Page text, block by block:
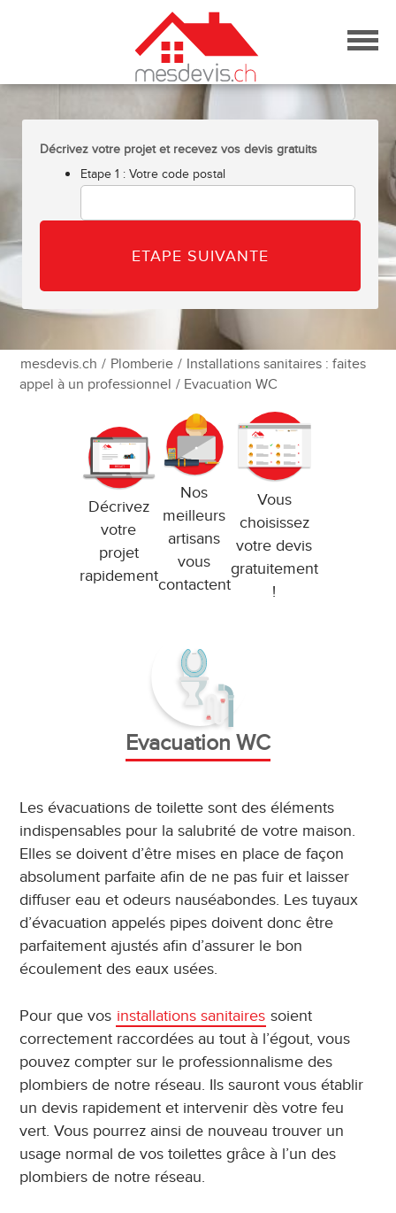
Décrivez votre projet et recevez vos devis gratuits
Etape 1 : Votre code postal
Décrivez
votre
projet
rapidement
Nos
meilleurs
artisans
vous
contactent
Vous
choisissez
votre devis
gratuitement
!
Evacuation WC
Les évacuations de toilette sont des éléments
indispensables pour la salubrité de votre maison.
Elles se doivent d’être mises en place de façon
absolument parfaite afin de ne pas fuir et laisser
diffuser eau et odeurs nauséabondes. Les tuyaux
d’évacuation appelés pipes doivent donc être
parfaitement ajustés afin d’assurer le bon
écoulement des eaux usées.
Pour que vos installations sanitaires soient
correctement raccordées au tout à l’égout, vous
pouvez compter sur le professionnalisme des
plombiers de notre réseau. Ils sauront vous établir
un devis rapidement et intervenir dès votre feu
vert. Vous pourrez ainsi de nouveau trouver un
usage normal de vos toilettes grâce à l’un des
plombiers de notre réseau.
mesdevis.ch / Plomberie / Installations sanitaires : faites
appel à un professionnel / Evacuation WC